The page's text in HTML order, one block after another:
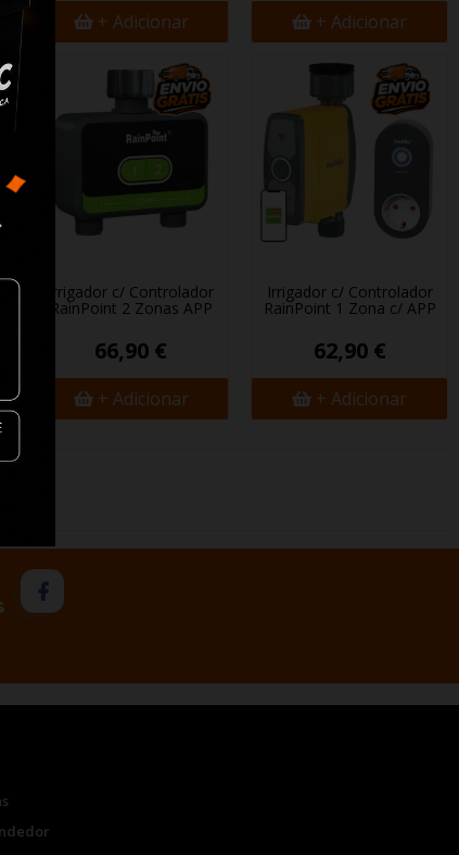
+ Adicionar + Adicionar
Irrigador c/ Controlador
RainPoint 2 Zonas APP
66,90 €
+ Adicionar
Irrigador c/ Controlador
RainPoint 1 Zona c/ APP
62,90 €
+ Adicionar